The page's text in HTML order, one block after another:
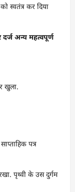
स्वतंत्र कर दिया
अन्य महत्वपूर्ण
खुला.
पत्र
पृथ्वी के उस दुर्गम